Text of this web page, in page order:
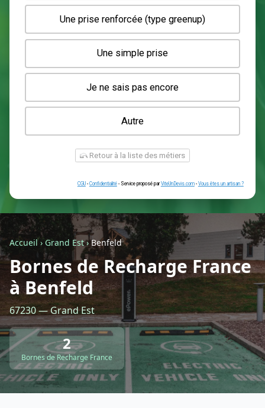
Une wallbox en triphasé (22kW)
Une wallbox en monophasé (7kW)
Une prise renforcée (type greenup)
Une simple prise
Je ne sais pas encore
Autre
Retour à la liste des métiers
CGU-Confidentialité- Service proposé parViteUnDevis.com-Vous
Accueil› Grand Est›Benfeld
Bornes de Recharge France
à Benfeld
67230 — Grand Est
2
Bornes de Recharge France